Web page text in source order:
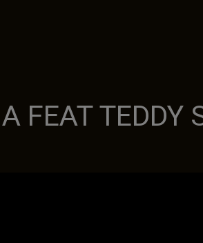
FEAT TEDDY